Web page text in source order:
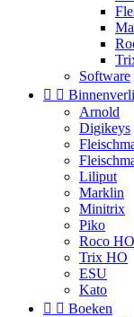
Software
 
Arnold
Digikeys
Liliput
Marklin
Minitrix
Piko
Roco HO
Trix HO
ESU
Kato
  Boeken